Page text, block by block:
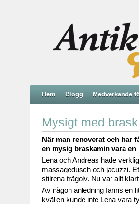
Hem Blogg Medverkande
Mysigt med
När man renoverat och har
en mysig braskamin vara
Lena och Andreas hade
massagedusch och jacuzzi.
stilrena trägolv. Nu var allt
Av någon anledning fanns en
kvällen kunde inte Lena vara